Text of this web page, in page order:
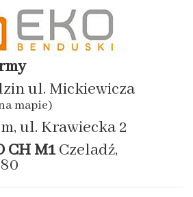
ul. Mickiewicza
mapie)
ul. Krawiecka 2
CH M1Czeladź,